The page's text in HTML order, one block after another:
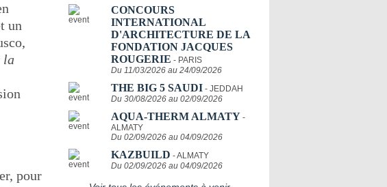
un
la
pour
CONCOURS
INTERNATIONAL
D'ARCHITECTURE DE LA
FONDATION JACQUES
ROUGERIE - PARIS
Du 11/03/2026 au 24/09/2026
THE BIG 5 SAUDI - JEDDAH
Du 30/08/2026 au 02/09/2026
AQUA-THERM ALMATY -
ALMATY
Du 02/09/2026 au 04/09/2026
KAZBUILD - ALMATY
Du 02/09/2026 au 04/09/2026